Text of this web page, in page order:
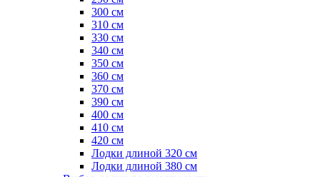
300 см
310 см
330 см
340 см
350 см
360 см
370 см
390 см
400 см
410 см
420 см
Лодки длиной 320 см
Лодки длиной 380 см